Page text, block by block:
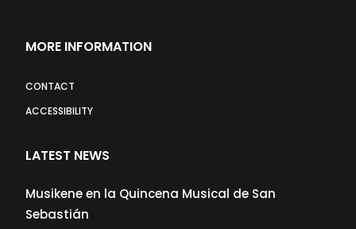
MORE INFORMATION
CONTACT
ACCESSIBILITY
LATEST NEWS
Musikene en la Quincena Musical de San
Sebastián